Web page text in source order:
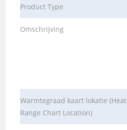
Product Type
Omschrijving
Warmtegraad kaart lokatie (Heat
Range Chart Location)